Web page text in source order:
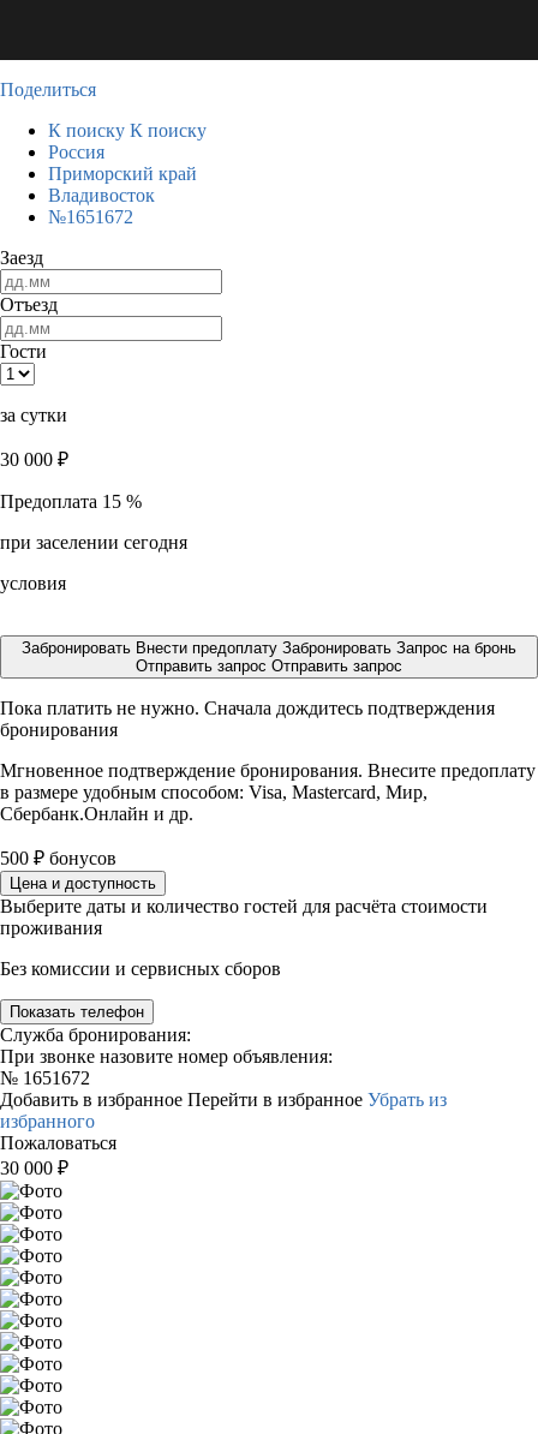
Поделиться
К поиску К поиску
Россия
Приморский край
Владивосток
№1651672
Заезд
Отъезд
Гости
за сутки
30 000 ₽
Предоплата 15 %
при заселении сегодня
условия
Забронировать Внести предоплату Забронировать Запрос на бронь
Отправить запрос Отправить запрос
Пока платить не нужно. Сначала дождитесь подтверждения
бронирования
Мгновенное подтверждение бронирования. Внесите предоплату
в размере удобным способом: Visa, Mastercard, Мир,
Сбербанк.Онлайн и др.
500 ₽ бонусов
Цена и доступность
Выберите даты и количество гостей для расчёта стоимости
проживания
Без комиссии и сервисных сборов
Показать телефон
Служба бронирования:
При звонке назовите номер объявления:
№ 1651672
Добавить в избранное Перейти в избранное Убрать из
избранного
Пожаловаться
30 000 ₽